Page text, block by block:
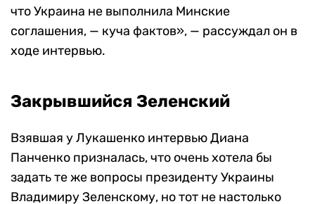
что Украина не выполнила Минские
соглашения, — куча фактов», — рассуждал он в
ходе интервью.
Закрывшийся Зеленский
Взявшая у Лукашенко интервью Диана
Панченко призналась, что очень хотела бы
задать те же вопросы президенту Украины
Владимиру Зеленскому, но тот не настолько